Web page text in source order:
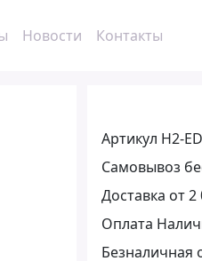
Новости Контакты
Артикул H2-
Самовывоз
Доставка от 2
Оплата
Безналичная